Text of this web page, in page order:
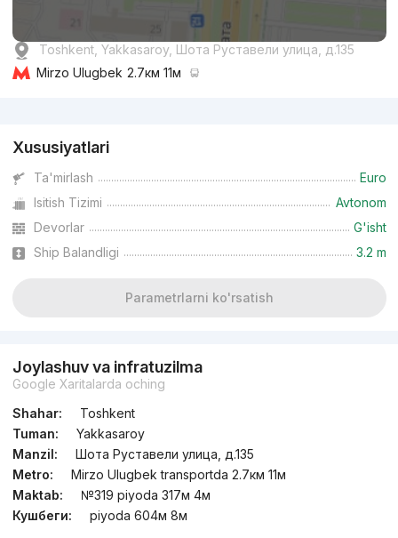
Toshkent, Yakkasaroy, Шота Руставели улица, д.135
Mirzo Ulugbek 2.7км 11м
Xususiyatlari
Ta'mirlash
Euro
Isitish Tizimi
Avtonom
Devorlar
G'isht
Ship Balandligi
3.2 m
Parametrlarni ko'rsatish
Joylashuv va infratuzilma
Google Xaritalarda oching
Shahar:
Toshkent
Tuman:
Yakkasaroy
Manzil:
Шота Руставели улица, д.135
Metro:
Mirzo Ulugbek transportda 2.7км 11м
Maktab:
№319 piyoda 317м 4м
Кушбеги:
piyoda 604м 8м